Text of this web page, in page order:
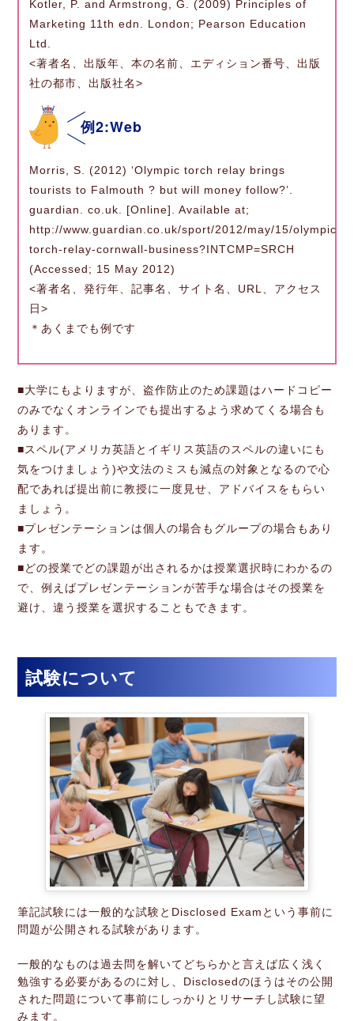
Kotler, P. and Armstrong, G. (2009) Principles of
Marketing 11th edn. London; Pearson Education
Ltd.
<著者名、出版年、本の名前、エディション番号、出版
社の都市、出版社名>
例2:Web
Morris, S. (2012) ‘Olympic torch relay brings
tourists to Falmouth ? but will money follow?’.
guardian. co.uk. [Online]. Available at;
http://www.guardian.co.uk/sport/2012/may/15/olympic-
torch-relay-cornwall-business?INTCMP=SRCH
(Accessed; 15 May 2012)
<著者名、発行年、記事名、サイト名、URL、アクセス
日>
＊あくまでも例です
■大学にもよりますが、盗作防止のため課題はハードコピー
のみでなくオンラインでも提出するよう求めてくる場合も
あります。
■スペル(アメリカ英語とイギリス英語のスペルの違いにも
気をつけましょう)や文法のミスも減点の対象となるので心
配であれば提出前に教授に一度見せ、アドバイスをもらい
ましょう。
■プレゼンテーションは個人の場合もグループの場合もあり
ます。
■どの授業でどの課題が出されるかは授業選択時にわかるの
で、例えばプレゼンテーションが苦手な場合はその授業を
避け、違う授業を選択することもできます。
試験について
筆記試験には一般的な試験とDisclosed Examという事前に
問題が公開される試験があります。
一般的なものは過去問を解いてどちらかと言えば広く浅く
勉強する必要があるのに対し、Disclosedのほうはその公開
された問題について事前にしっかりとリサーチし試験に望
みます。